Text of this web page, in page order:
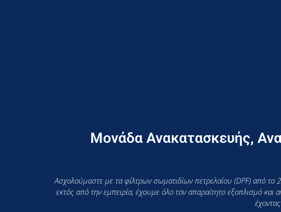
Μονάδα Ανακατασκευής,
Ασχολούμαστε με τα φίλτρων σωματιδίων πετρελαίου (DPF) από
εκτός από την εμπειρία, έχουμε όλο τον απαραίτητο εξοπλισμό